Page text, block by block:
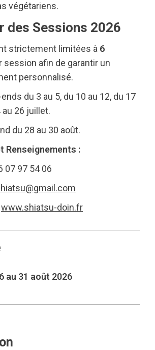
végétariens.
des Sessions 2026
strictement limitées à 6
session afin de garantir un
personnalisé.
du 3 au 5, du 10 au 12, du 17
au 26 juillet.
du 28 au 30 août.
Renseignements :
07 97 54 06
www.shiatsu-doin.fr
au 31 août 2026